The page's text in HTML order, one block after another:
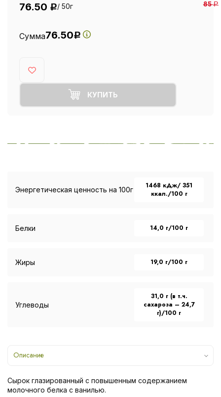
76.50 Р/ 50г 85Р
Сумма76.50Р
КУПИТЬ
Энергетическая ценность на 100г
1468 кДж/ 351
ккал./100 г
Белки 14,0 г/100 г
Жиры 19,0 г/100 г
Углеводы
31,0 г (в т.ч.
сахароза – 24,7
г)/100 г
Описание
Сырок глазированный с повышенным содержанием
молочного белка с ванилью.